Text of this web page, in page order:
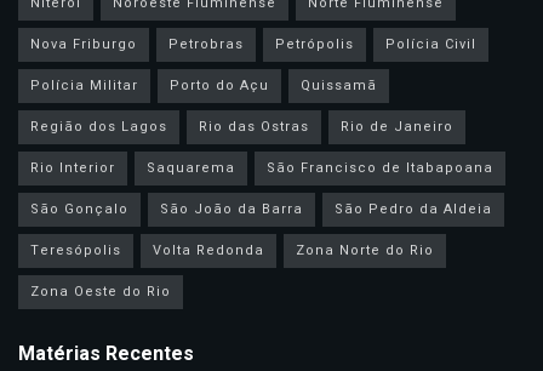
Nova Friburgo
Petrobras Petrópolis
Polícia Civil
Polícia Militar
Porto do Açu
Quissamã
Região dos Lagos
Rio das Ostras
Rio de Janeiro
Rio Interior
Saquarema
São Francisco de Itabapoana
São Gonçalo
São João da Barra
São Pedro da Aldeia
Teresópolis
Volta Redonda
Zona Norte do Rio
Zona Oeste do Rio
Matérias Recentes